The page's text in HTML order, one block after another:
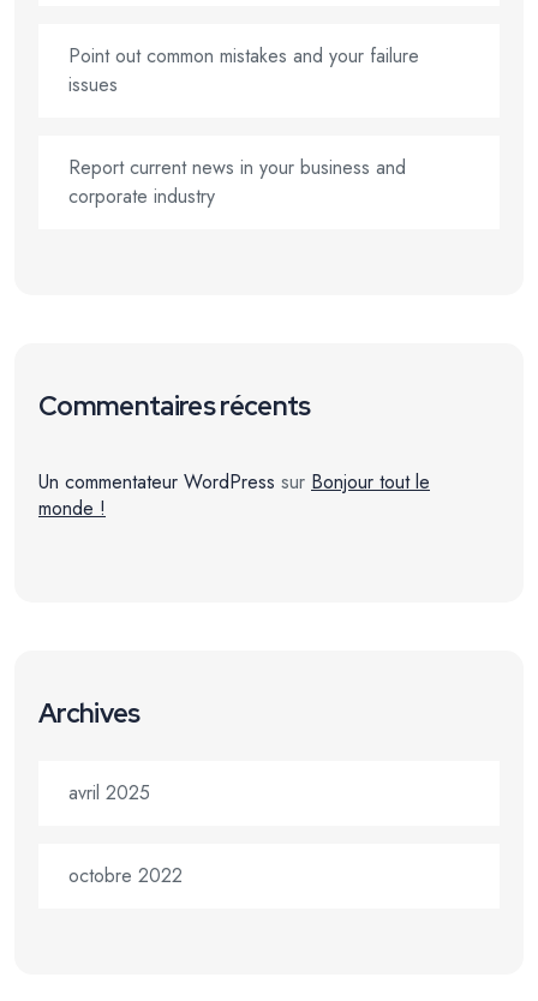
Point out common mistakes and your failure
issues
Report current news in your business and
corporate industry
Commentaires récents
Un commentateur WordPress sur Bonjour tout le
monde !
Archives
avril 2025
octobre 2022